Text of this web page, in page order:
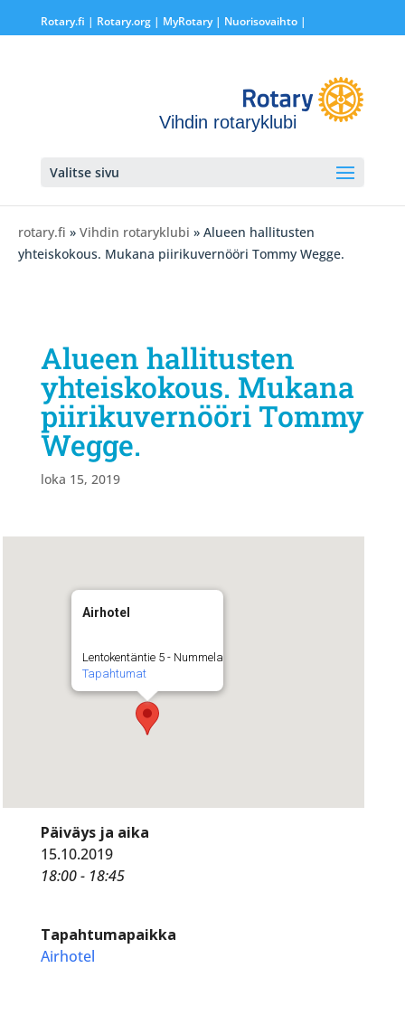
Rotary.fi | Rotary.org| MyRotary | Nuorisovaihto|
Vihdin rotaryklubi
Valitse sivu
rotary.fi » Vihdin rotaryklubi » Alueen hallitusten
yhteiskokous. Mukana piirikuvernööri Tommy Wegge.
Alueen hallitusten
yhteiskokous. Mukana
piirikuvernööri Tommy
Wegge.
loka 15, 2019
Airhotel
Lentokentäntie 5 - Nummela
Tapahtumat
Päiväys ja aika
15.10.2019
18:00 - 18:45
Tapahtumapaikka
Airhotel